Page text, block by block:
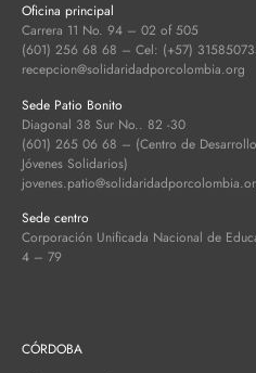
Oficina principal
Carrera 11 No. 94 – 02 of 505
(601) 256 68 68 – Cel: (+57)
recepcion@solidaridadporcolombia.org
Sede Patio Bonito
Diagonal 38 Sur No.. 82 -30
(601) 265 06 68 – (Centro de
Jóvenes Solidarios)
Sede centro
Corporación Unificada Nacional de
4 – 79
CÓRDOBA